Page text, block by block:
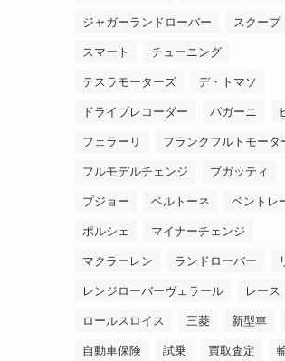
ジャガーランドローバー スクープ
スマート チューニング
テスラモーターズ デ・トマソ
ドライブレコーダー パガーニ
フェラーリ フランクフルトモータ
フルモデルチェンジ ブガッティ
プジョー ベルトーネ ベントレ
ポルシェ マイナーチェンジ
マクラーレン ランドローバー
レンジローバーヴェラール レース
ロールスロイス 三菱 新型車
自動車保険 試乗 買取査定